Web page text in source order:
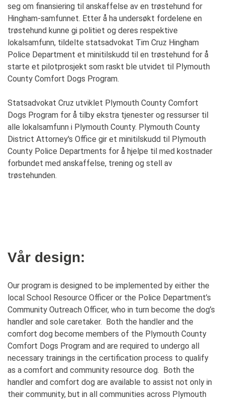
seg om finansiering til anskaffelse av en trøstehund for
Hingham-samfunnet. Etter å ha undersøkt fordelene en
trøstehund kunne gi politiet og deres respektive
lokalsamfunn, tildelte statsadvokat Tim Cruz Hingham
Police Department et minitilskudd til en trøstehund for å
starte et pilotprosjekt som raskt ble utvidet til Plymouth
County Comfort Dogs Program.
Statsadvokat Cruz utviklet Plymouth County Comfort
Dogs Program for å tilby ekstra tjenester og ressurser til
alle lokalsamfunn i Plymouth County. Plymouth County
District Attorney's Office gir et minitilskudd til Plymouth
County Police Departments for å hjelpe til med kostnader
forbundet med anskaffelse, trening og stell av
trøstehunden.
Vår design:
Our program is designed to be implemented by either the
local School Resource Officer or the Police Department’s
Community Outreach Officer, who in turn become the dog’s
handler and sole caretaker. Both the handler and the
comfort dog become members of the Plymouth County
Comfort Dogs Program and are required to undergo all
necessary trainings in the certification process to qualify
as a comfort and community resource dog. Both the
handler and comfort dog are available to assist not only in
their community, but in all communities across Plymouth